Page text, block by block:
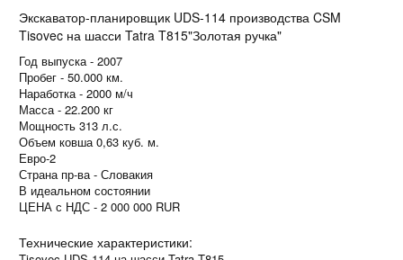
Экскаватор-планировщик UDS-114 производства CSM
Tisovec на шасси Tatra T815"Золотая ручка"
Год выпуска - 2007
Пробег - 50.000 км.
Наработка - 2000 м/ч
Масса - 22.200 кг
Мощность 313 л.с.
Объем ковша 0,63 куб. м.
Евро-2
Страна пр-ва - Словакия
В идеальном состоянии
ЦЕНА с НДС - 2 000 000 RUR
Технические характеристики: